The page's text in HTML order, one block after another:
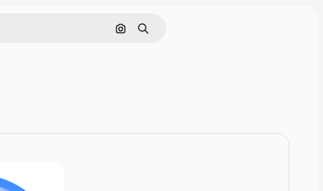
Rechercher par image
Rechercher